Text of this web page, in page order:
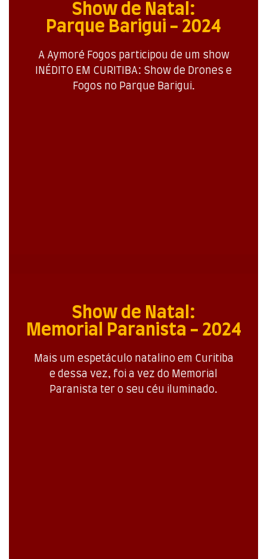
Show de Natal:
Parque Barigui - 2024
A Aymoré Fogos participou de um show
INÉDITO EM CURITIBA: Show de Drones e
Fogos no Parque Barigui.
Show de Natal:
Memorial Paranista - 2024
Mais um espetáculo natalino em Curitiba
e dessa vez, foi a vez do Memorial
Paranista ter o seu céu iluminado.